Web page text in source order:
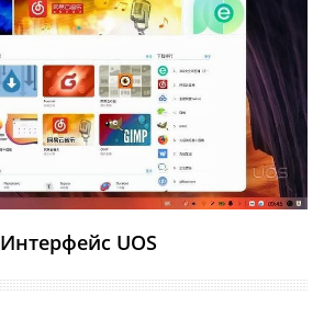
Интерфейс UOS